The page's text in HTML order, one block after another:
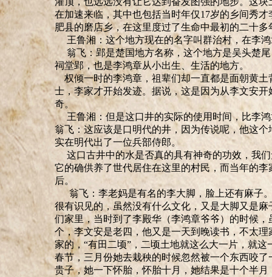
在加速来临，其中也包括当时年仅17岁的乡间秀才
肥县的磨店乡，在这里度过了生命中最初的二十多
王鲁湘：这个地方现在的名字叫群治村，在李
翁飞：郢是楚国地方名称 ，这个地方是吴头楚
祠堂郢，也是李鸿章从小出生、生活的地方。
权倾一时的李鸿章，祖辈们却一直都是面朝黄土
士，李家才开始发迹。据说，这是因为从李文安
奇。
王鲁湘：但是这口井的实际的使用时间，比李
翁飞：这应该是口明代的井，因为传说呢，他这
实在明代出了一位兵部侍郎。
这口古井中的水是否真的具有神奇的功效，我
它的确供养了世代居住在这里的村民，而当年的
后。
翁飞：李老妈是有名的李大脚，脸上还有麻子
很有识见的，虽然没有什么文化，又是大脚又是
们家里，当时到了李殿华（李鸿章爷爷）的时候
个，李文安是老四，他又是一天到晚读书，不太
家的， “有田二顷”，二顷土地就这么大一片，就这
春节，三月份她去栽秧的时候忽然被一个东西咬
贵子，她一下怀胎，怀胎十月，她结果是十个半